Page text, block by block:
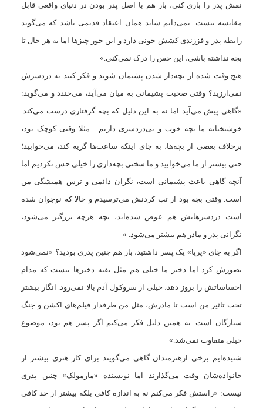
نقش پدر را بازی کنی، باز هم با اصل پدر بودن در دنیای واقعی قابل
مقایسه نیست. نمی‌دانم شاید همان اعتقاد قدیمی باشد که می‌گوید
رابطه پدر و فززندی کشش خونی دارد و این جور چیزها اما به هر حال تا
بچه نداشته باشی، این حس را درک نمی‌کنی.»
هیچ وقت شده از بچه‌دار شدن پشیمان شوید و فکر کنید به دردسرش
نمی‌ارزید؟ وقتی صحبت پشیمانی به میان می‌آید، می‌خندد و می‌گوید:
«گاهی پیش می‌آید اما نه به این دلیل که بچه گرفتاری درست می‌کند.
خوشبختانه ما بچه خوب و بی‌دردسری داریم . مثلا وقتی کوچک بود،
برخلاف بعضی از بچه‌ها، به جای اینکه ساعت‌ها گریه کند، می‌خوابید؛
حتی بیشتر از ما می‌خوابید و ما سختی بچه‌داری را خیلی حس نکردیم اما
آنچه گاهی باعث پشیمانی است، نگران دائمی و ترس همیشگی‌ من
است. وقتی بچه بود از تب کردنش می‌ترسیدم و حالا که نوجوان شده
است دردسرهایش هم عوض شده‌اند، بچه هرچه بزرگتر می‌شود،
نگرانی پدر و مادر هم بیشتر می‌شود. »
اگر به جای «پریا» یک پسر داشتید، باز هم چنین پدری بودید؟ «نمی‌شود
تصورش کرد اما دختر ما خیلی هم مثل بقیه دخترها نیست که مدام
احساساتش را بروز دهد، خیلی از سروکول آدم بالا نمی‌رود. انگار بیشتر
تحت تاثیر من است تا مادرش، مثل من طرفدار فیلم‌های اکشن و جنگ
ستارگان است. به همین دلیل فکر می‌کنم اگر پسر هم بود، موضوع
خیلی متفاوت نمی‌شد.»
شنیده‌ایم برخی ازهنرمندان گاهی می‌گویند برای کار هنری بیشتر از
خانواده‌شان وقت می‌گذارند اما نویسنده «مارمولک» چنین پدری
نیست: «راستش فکر می‌کنم نه به اندازه کافی بلکه بیشتر از حد کافی